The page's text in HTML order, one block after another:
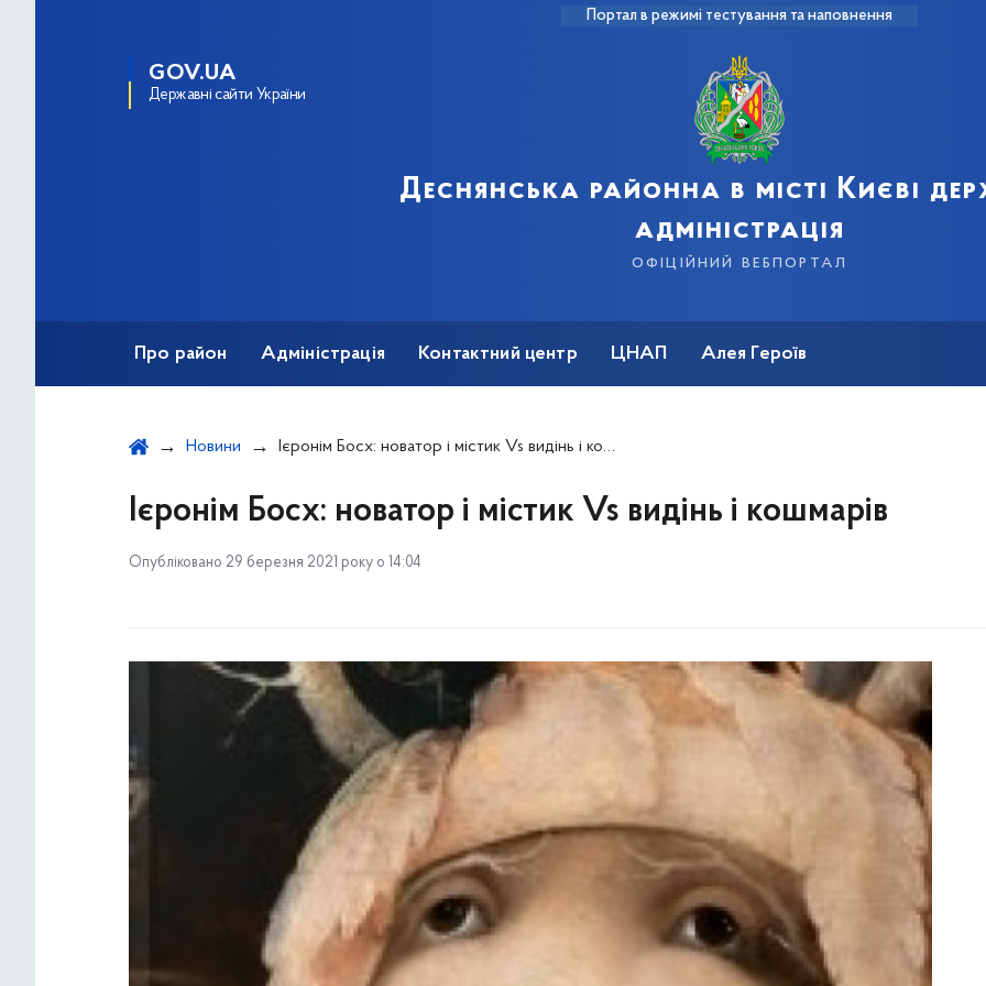
Портал в режимі тестування та наповнення
GOV.UA
Державні сайти України
Деснянська районна в місті Києві
адміністрація
офіційний вебпортал
Про район Адміністрація Контактний центр ЦНАП Алея Героїв
Новини Ієронім Босх: новатор і містик Vs видінь і кошмарів
Ієронім Босх: новатор і містик Vs видінь і кошмарів
Опубліковано 29 березня 2021 року о 14:04